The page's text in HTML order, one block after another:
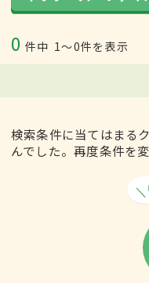
0 件中 1〜0件を表示
検索条件に当てはまる
んでした。再度条件を